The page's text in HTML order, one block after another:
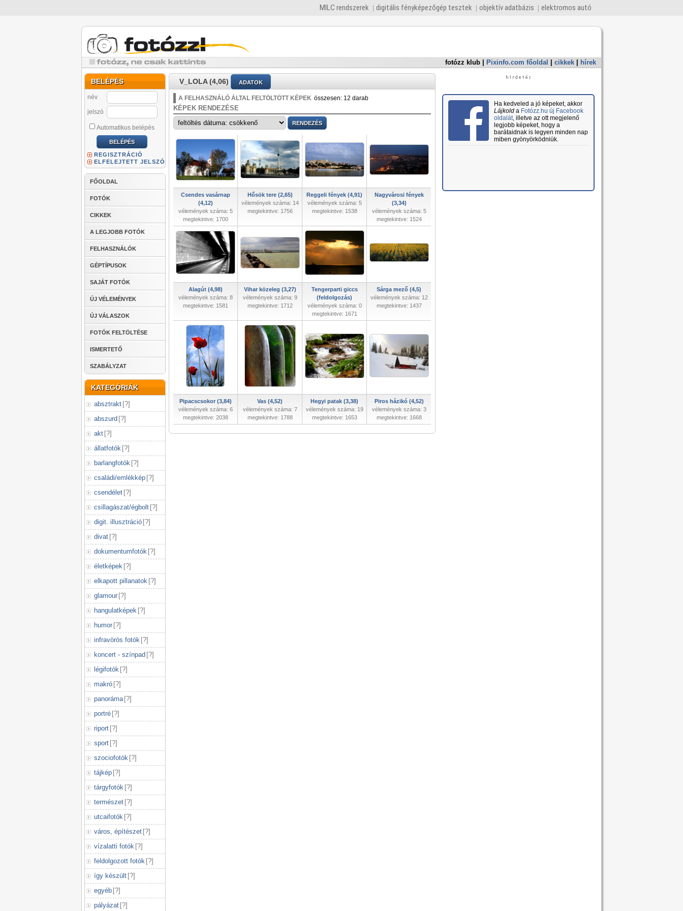
MILC rendszerek digitális fényképezőgép tesztek objektív adatbázis elektromos autó
fotózz klub Pixinfo.com főoldal cikkek hírek
BELÉPÉS
név
jelszó
Automatikus belépés
REGISZTRÁCIÓ
ELFELEJTETT JELSZÓ
FŐOLDAL
FOTÓK
CIKKEK
A LEGJOBB FOTÓK
FELHASZNÁLÓK
GÉPTÍPUSOK
SAJÁT FOTÓK
ÚJ VÉLEMÉNYEK
ÚJ VÁLASZOK
FOTÓK FELTÖLTÉSE
ISMERTETŐ
SZABÁLYZAT
KATEGÓRIÁK
absztrakt [?]
abszurd [?]
akt [?]
állatfotók [?]
barlangfotók [?]
családi/emlékkép [?]
csendélet [?]
csillagászat/égbolt [?]
digit. illusztráció [?]
divat [?]
dokumentumfotók [?]
életképek [?]
elkapott pillanatok [?]
glamour [?]
hangulatképek [?]
humor [?]
infravörös fotók [?]
koncert - színpad [?]
légifotók [?]
makró [?]
panoráma [?]
portré [?]
riport [?]
sport [?]
szociofotók [?]
tájkép [?]
tárgyfotók [?]
természet [?]
utcaifotók [?]
város, építészet [?]
vízalatti fotók [?]
feldolgozott fotók [?]
így készült [?]
egyéb [?]
pályázat [?]
V_LOLA (4,06) ADATOK
A FELHASZNÁLÓ ÁLTAL FELTÖLTÖTT KÉPEK összesen: 12 darab
KÉPEK RENDEZÉSE
Csendes vasárnap
(4,12)
vélemények száma: 5
megtekintve: 1700
Hősök tere (2,65)
vélemények száma: 14
megtekintve: 1756
Reggeli fények (4,91)
vélemények száma: 5
megtekintve: 1538
Nagyvárosi fények
(3,34)
vélemények száma: 5
megtekintve: 1524
Alagút (4,98)
vélemények száma: 8
megtekintve: 1581
Vihar közeleg (3,27)
vélemények száma: 9
megtekintve: 1712
Tengerparti giccs
(feldolgozás)
vélemények száma: 0
megtekintve: 1671
Sárga mező (4,5)
vélemények száma: 12
megtekintve: 1437
Pipacscsokor (3,84)
vélemények száma: 6
megtekintve: 2038
Vas (4,52)
vélemények száma: 7
megtekintve: 1788
Hegyi patak (3,38)
vélemények száma: 19
megtekintve: 1653
Piros házikó (4,52)
vélemények száma: 3
megtekintve: 1668
Ha kedveled a jó képeket, akkor
Lájkolda Fotózz.hu új Facebook
oldalát, illetve az ott megjelenő
legjobb képeket, hogy a
barátaidnak is legyen minden nap
miben gyönyörködniük.